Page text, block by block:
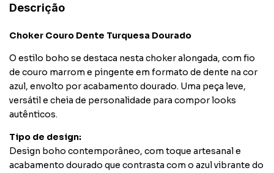
Descrição
Choker Couro Dente Turquesa Dourado
O estilo boho se destaca nesta chokeralongada, com fio
de couro marrom e pingente em formato de dente na cor
azul, envolto poracabamento dourado. Uma peça leve,
versátile cheia de personalidade para comporlooks
autênticos.
Tipo de design:
Design boho contemporâneo, com toque artesanale
acabamento dourado que contrasta com o azulvibrante do